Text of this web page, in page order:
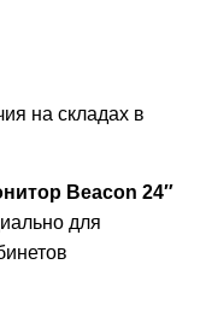
на складах в
Beacon 24″
для